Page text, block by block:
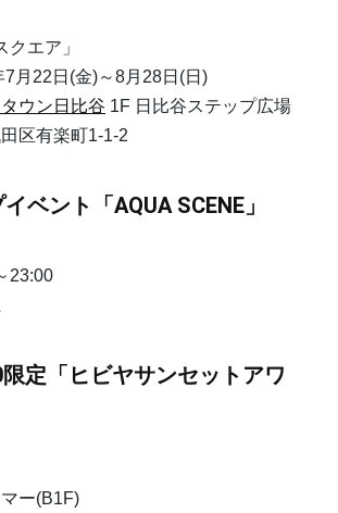
クエア」
月22日(金)～8月28日(日)
ウン日比谷 1F 日比谷ステップ広場
区有楽町1-1-2
ベント「AQUA SCENE」
23:00
定「ヒビヤサンセットアワ
ー(B1F)